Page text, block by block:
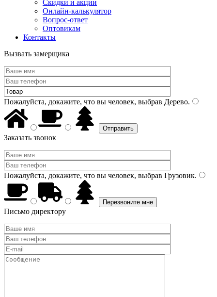
Скидки и акции
Онлайн-калькулятор
Вопрос-ответ
Оптовикам
Контакты
Вызвать замерщика
Пожалуйста, докажите, что вы человек, выбрав Дерево.
Заказать звонок
Пожалуйста, докажите, что вы человек, выбрав Грузовик.
Письмо директору